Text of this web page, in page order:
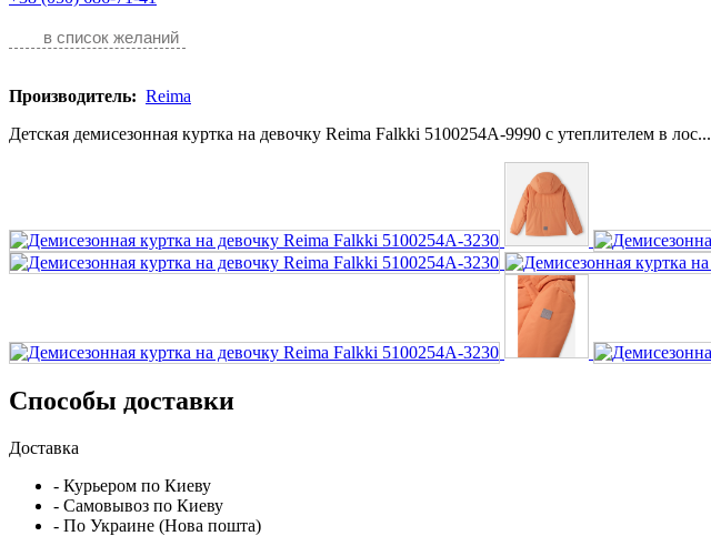
в список желаний
Производитель: Reima
Детская демисезонная куртка на девочку Reima Falkki 5100254A-9990 с утеплителем в лос...
Способы доставки
Доставка
- Курьером по Киеву
- Самовывоз по Киеву
- По Украине (Нова пошта)